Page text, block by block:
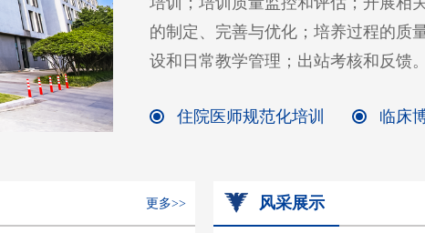
的制定、完善与优化；培养过程的质
设和日常教学管理；出站考核和反馈。
住院医师规范化培训 临床
更多>> 风采展示